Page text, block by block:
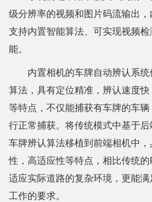
级分辨率的视频和图片码流输出，
支持内置智能算法、可实现视频
能。
内置相机的车牌自动辨认系
算法，具有定位精准，辨认速度
等特点，不仅能捕获有车牌的车
行正常捕获。将传统模式中基于
车牌辨认算法移植到前端相机中
性，高适应性等特点，相比传统
适应实际道路的复杂环境，更能
工作的要求。